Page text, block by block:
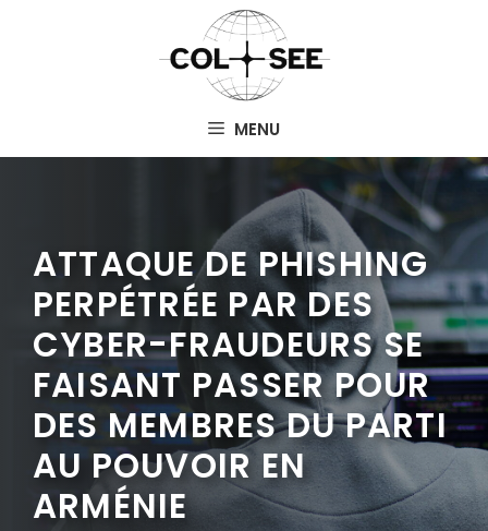
MENU
ATTAQUE DE PHISHING
PERPÉTRÉE PAR DES
CYBER-FRAUDEURS SE
FAISANT PASSER POUR
DES MEMBRES DU PARTI
AU POUVOIR EN
ARMÉNIE